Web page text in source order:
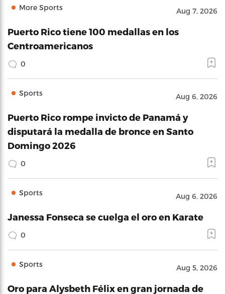
More Sports Aug 7, 2026
Puerto Rico tiene 100 medallas en los
Centroamericanos
0
Sports Aug 6, 2026
Puerto Rico rompe invicto de Panamá y
disputará la medalla de bronce en Santo
Domingo 2026
0
Sports Aug 6, 2026
Janessa Fonseca se cuelga el oro en Karate
0
Sports Aug 5, 2026
Oro para Alysbeth Félix en gran jornada de